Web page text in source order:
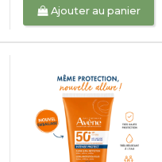
Ajouter au panier